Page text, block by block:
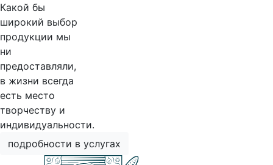
Какой бы
широкий выбор
продукции мы
ни
предоставляли,
в жизни всегда
есть место
творчеству и
индивидуальности.
подробности в услугах